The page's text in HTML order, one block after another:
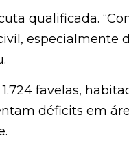
de
favelas, habitadas
em áreas essenciais